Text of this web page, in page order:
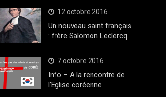
12 octobre 2016
Un nouveau saint français
: frère Salomon Leclercq
7 octobre 2016
Info – A la rencontre de
l’Eglise coréenne